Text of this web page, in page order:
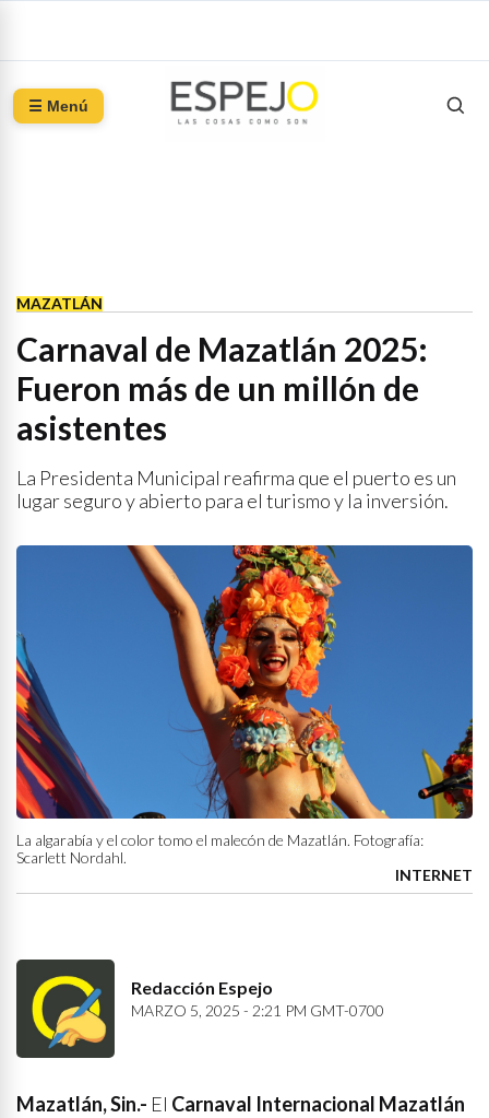
☰ Menú
MAZATLÁN
Carnaval de Mazatlán 2025:
Fueron más de un millón de
asistentes
La Presidenta Municipal reafirma que el puerto es un
lugar seguro y abierto para el turismo y la inversión.
La algarabía y el color tomo el malecón de Mazatlán. Fotografía:
Scarlett Nordahl.
INTERNET
Redacción Espejo
MARZO 5, 2025 - 2:21 PM GMT-0700
Mazatlán, Sin.- El Carnaval Internacional Mazatlán